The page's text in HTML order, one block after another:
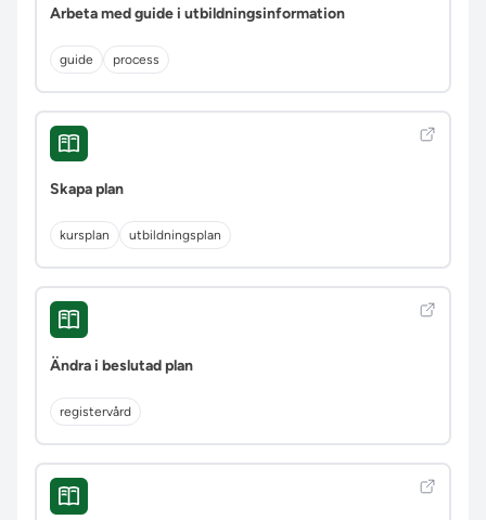
Arbeta med guide i utbildningsinformation
guide process
Skapa plan
kursplan utbildningsplan
Ändra i beslutad plan
registervård